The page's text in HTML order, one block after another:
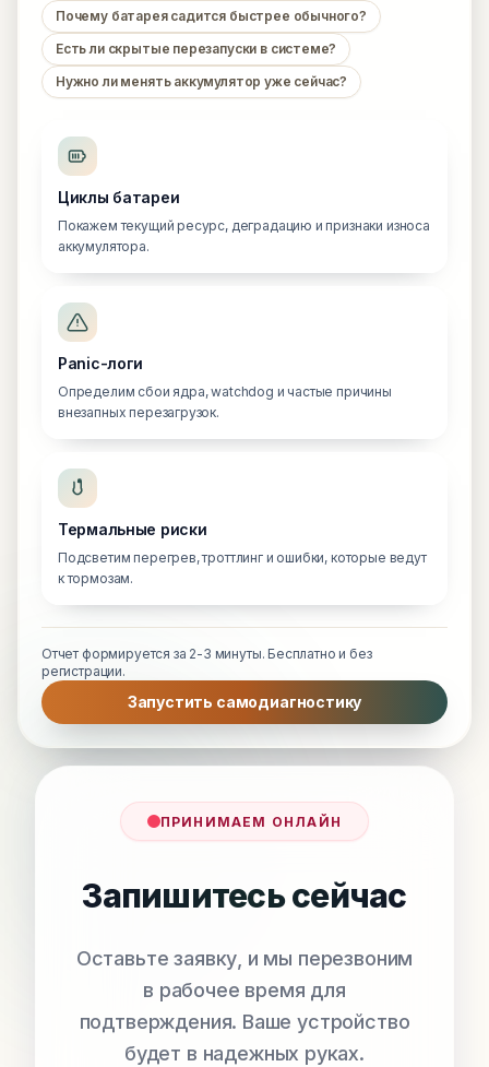
Почему батарея садится быстрее обычного?
Есть ли скрытые перезапуски в системе?
Нужно ли менять аккумулятор уже сейчас?
Циклы батареи
Покажем текущий ресурс, деградацию и признаки износа
аккумулятора.
Panic-логи
Определим сбои ядра, watchdog и частые причины
внезапных перезагрузок.
Термальные риски
Подсветим перегрев, троттлинг и ошибки, которые ведут
к тормозам.
Отчет формируется за 2-3 минуты. Бесплатно и без
регистрации.
Запустить самодиагностику
ПРИНИМАЕМ ОНЛАЙН
Запишитесь сейчас
Оставьте заявку, и мы перезвоним
в рабочее время для
подтверждения. Ваше устройство
будет в надежных руках.